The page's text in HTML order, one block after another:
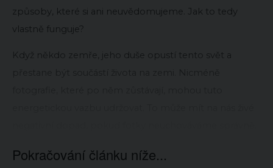
způsoby, které si ani neuvědomujeme. Jak to tedy
vlastně funguje?
Když někdo zemře, jeho duše opustí tento svět a
Pokračování článku níže...